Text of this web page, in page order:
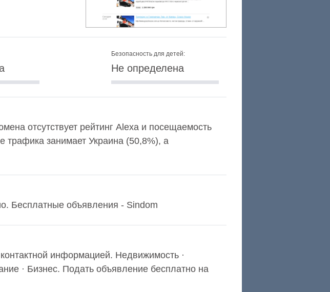
Безопасность для детей:
Не определена
отсутствует рейтинг Alexa и посещаемость
занимает Украина (50,8%), а
Бесплатные объявления - Sindom
информацией. Недвижимость ·
· Бизнес. Подать объявление бесплатно на